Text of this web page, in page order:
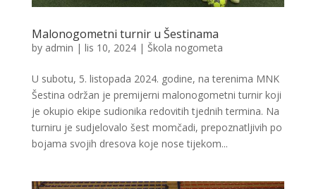
Malonogometni turnir u Šestinama
by admin | lis 10, 2024| Škola nogometa
U subotu, 5. listopada 2024. godine, na terenima MNK
Šestina održan je premijerni malonogometni turnir koji
je okupio ekipe sudionika redovitih tjednih termina. Na
turniru je sudjelovalo šest momčadi, prepoznatljivih po
bojama svojih dresova koje nose tijekom...